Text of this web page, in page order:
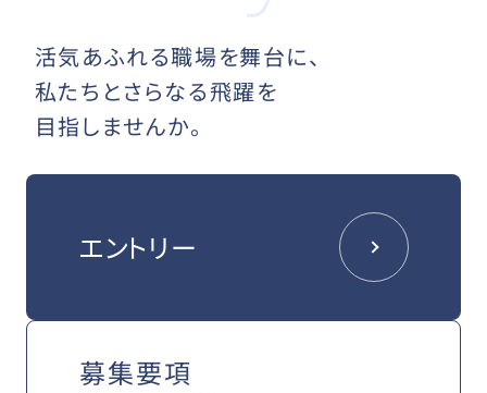
活気あふれる職場を舞台に、
私たちとさらなる飛躍を
目指しませんか。
エントリー
募集要項